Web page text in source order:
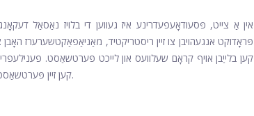
אין אַ צייט, פּסעודאָעפעדרינע איז געווען די בלויז נאַסאַל
פּראָדוקט אנגעהויבן צו זיין ריסטריקטיד, מאַניאַפאַקטשערערז האָבן
קען בלייַבן אויף קראָם שעלוועס און לייכט פּערטשאַסט.
קען זיין פּערטשאַסט אָן צו גיין צו די אַפּטייק טאָמבאַנק צו לאָזן דיין קויפן ביי די אַפּטייקער.